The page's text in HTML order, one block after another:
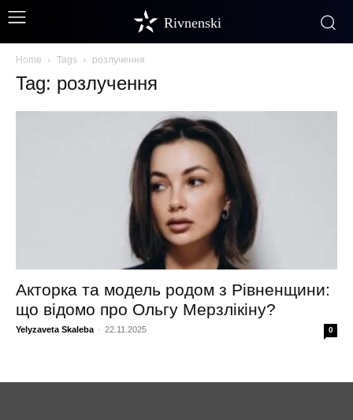
Rivnenski
Home Tags розлучення
Tag: розлучення
Акторка та модель родом з Рівненщини:
що відомо про Ольгу Мерзлікіну?
Yelyzaveta Skaleba - 22.11.2025 0